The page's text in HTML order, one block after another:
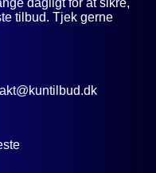
tilbud. Tjek gerne